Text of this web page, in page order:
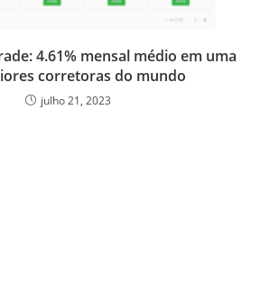
4.61% mensal médio em uma
corretoras do mundo
julho 21, 2023